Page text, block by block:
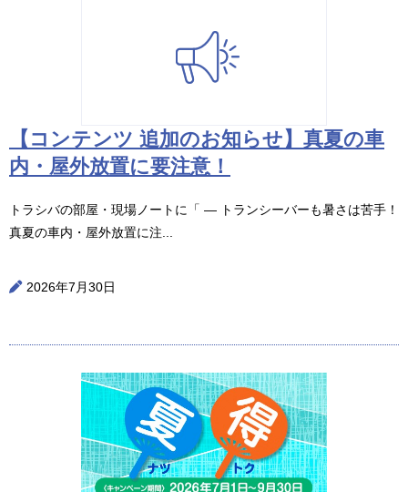
【コンテンツ 追加のお知らせ】真夏の車
内・屋外放置に要注意！
トラシバの部屋・現場ノートに「 ― トランシーバーも暑さは苦手！
真夏の車内・屋外放置に注...
2026年7月30日